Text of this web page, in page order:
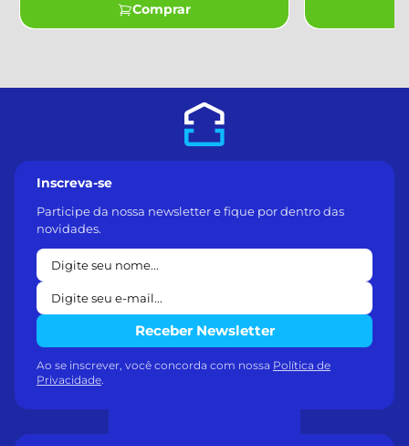
Comprar
Inscreva-se
Participe da nossa newsletter e fique por dentro das
novidades.
Receber Newsletter
Ao se inscrever, você concorda com nossa Política de
Privacidade